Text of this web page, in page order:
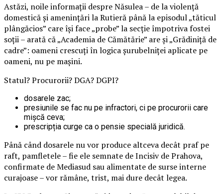
Astăzi, noile informații despre Năsulea – de la violență
domestică și amenințări la Rutieră până la episodul „tăticul
plângăcios” care își face „probe” la secție împotriva fostei
soții – arată că „Academia de Cămătărie” are și „Grădiniță de
cadre”: oameni crescuți în logica șurubelniței aplicate pe
oameni, nu pe mașini.
Statul? Procurorii? DGA? DGPI?
dosarele zac;
presiunile se fac nu pe infractori, ci pe procurorii care
mișcă ceva;
prescripția curge ca o pensie specială juridică.
Până când dosarele nu vor produce altceva decât praf pe
raft, pamfletele – fie ele semnate de Incisiv de Prahova,
confirmate de Mediasud sau alimentate de surse interne
curajoase – vor rămâne, trist, mai dure decât legea.